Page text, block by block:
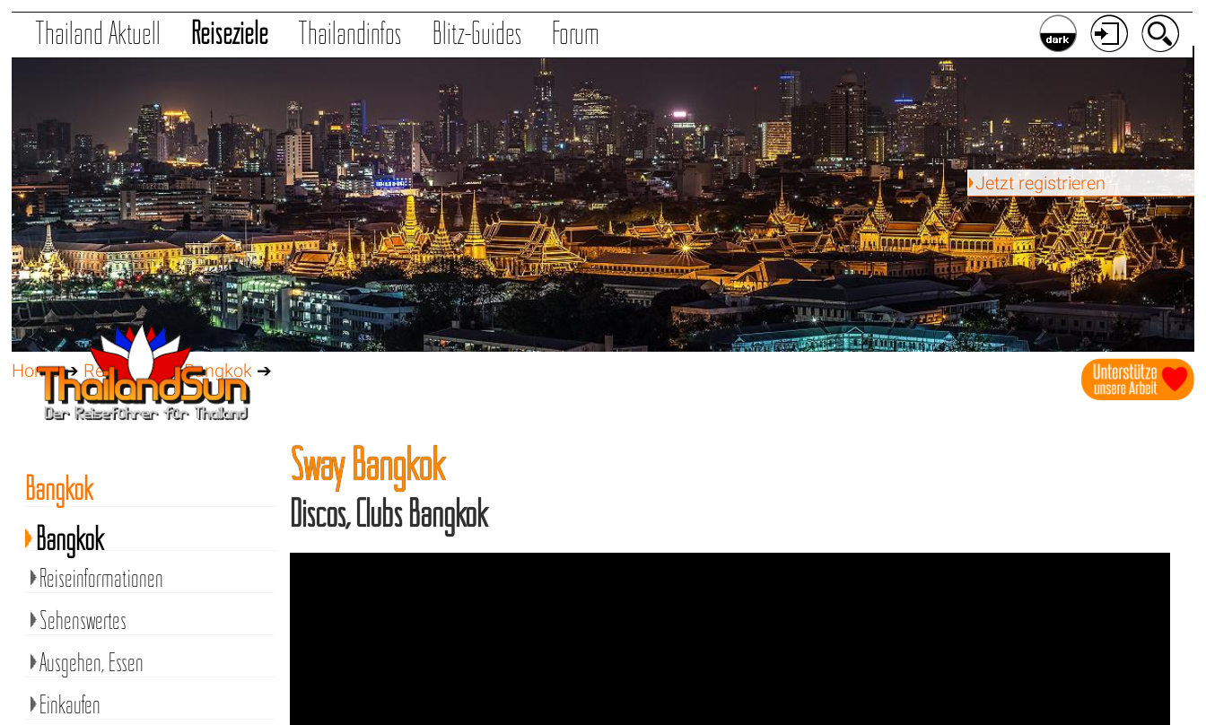
Thailand Aktuell Reiseziele Thailandinfos Blitz-Guides Forum
Jetzt registrieren
Home➔ Reiseziele ➔Bangkok ➔
Sway Bangkok
Discos, Clubs Bangkok
Bangkok
Bangkok
Reiseinformationen
Sehenswertes
Ausgehen, Essen
Einkaufen